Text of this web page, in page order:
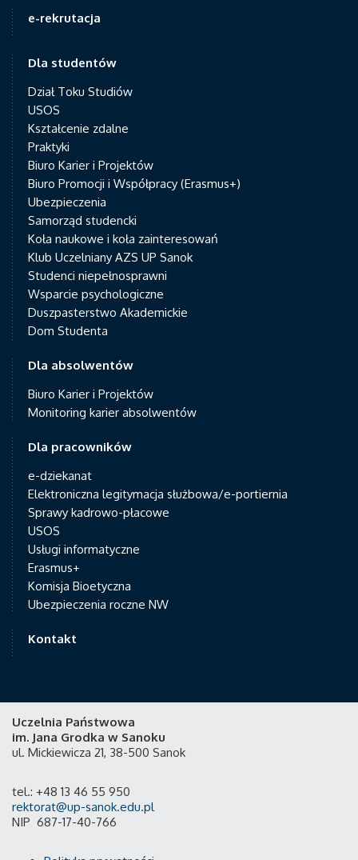
e-rekrutacja
Dla studentów
Dział Toku Studiów
USOS
Kształcenie zdalne
Praktyki
Biuro Karier i Projektów
Biuro Promocji i Współpracy (Erasmus+)
Ubezpieczenia
Samorząd studencki
Koła naukowe i koła zainteresowań
Klub Uczelniany AZS UP Sanok
Studenci niepełnosprawni
Wsparcie psychologiczne
Duszpasterstwo Akademickie
Dom Studenta
Dla absolwentów
Biuro Karier i Projektów
Monitoring karier absolwentów
Dla pracowników
e-dziekanat
Elektroniczna legitymacja służbowa/e-portiernia
Sprawy kadrowo-płacowe
USOS
Usługi informatyczne
Erasmus+
Komisja Bioetyczna
Ubezpieczenia roczne NW
Kontakt
Uczelnia Państwowa
im. Jana Grodka w Sanoku
ul. Mickiewicza 21, 38-500 Sanok
tel.: +48 13 46 55 950
rektorat@up-sanok.edu.pl
NIP 687-17-40-766